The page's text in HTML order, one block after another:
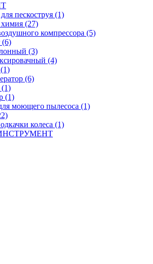
пескоструя (1)
(27)
компрессора (5)
(6)
(3)
(4)
(6)
(1)
(1)
моющего пылесоса (1)
колеса (1)
ИНСТРУМЕНТ